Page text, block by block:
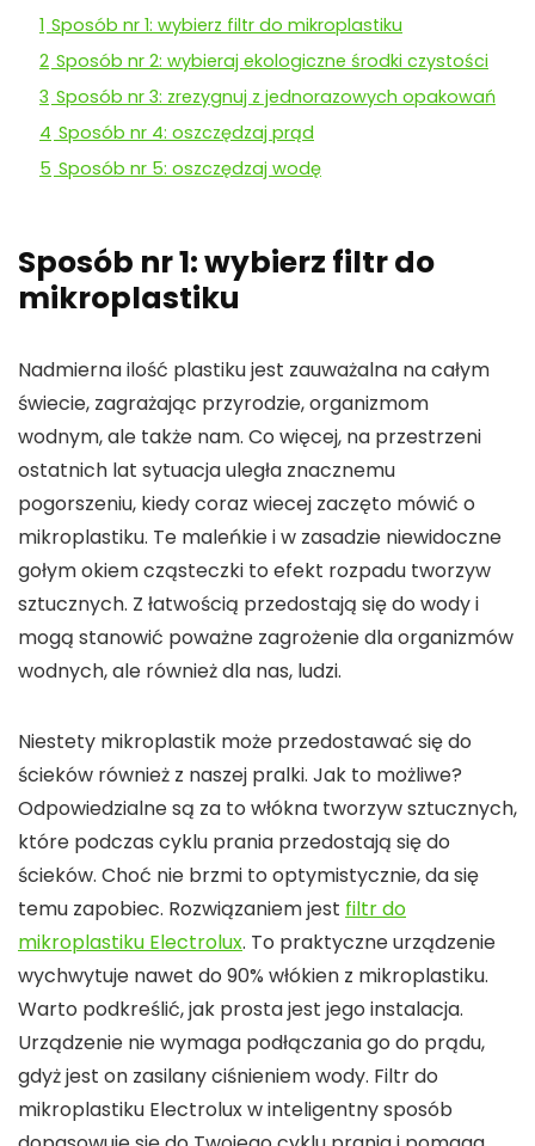
1 Sposób nr 1: wybierz filtr do mikroplastiku
2 Sposób nr 2: wybieraj ekologiczne środki czystości
3 Sposób nr 3: zrezygnuj z jednorazowych opakowań
4 Sposób nr 4: oszczędzaj prąd
5 Sposób nr 5: oszczędzaj wodę
Sposób nr 1: wybierz filtr do
mikroplastiku
Nadmierna ilość plastiku jest zauważalna na całym
świecie, zagrażając przyrodzie, organizmom
wodnym, ale także nam. Co więcej, na przestrzeni
ostatnich lat sytuacja uległa znacznemu
pogorszeniu, kiedy coraz wiecej zaczęto mówić o
mikroplastiku. Te maleńkie i w zasadzie niewidoczne
gołym okiem cząsteczki to efekt rozpadu tworzyw
sztucznych. Z łatwością przedostają się do wody i
mogą stanowić poważne zagrożenie dla organizmów
wodnych, ale również dla nas, ludzi.
Niestety mikroplastik może przedostawać się do
ścieków również z naszej pralki. Jak to możliwe?
Odpowiedzialne są za to włókna tworzyw sztucznych,
które podczas cyklu prania przedostają się do
ścieków. Choć nie brzmi to optymistycznie, da się
temu zapobiec. Rozwiązaniem jest filtr do
mikroplastiku Electrolux. To praktyczne urządzenie
wychwytuje nawet do 90% włókien z mikroplastiku.
Warto podkreślić, jak prosta jest jego instalacja.
Urządzenie nie wymaga podłączania go do prądu,
gdyż jest on zasilany ciśnieniem wody. Filtr do
mikroplastiku Electrolux w inteligentny sposób